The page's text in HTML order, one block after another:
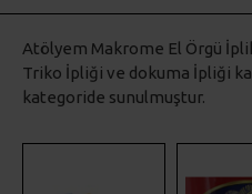
Atölyem Makrome El Örgü
Triko İpliği ve dokuma İpliği
kategoride sunulmuştur.